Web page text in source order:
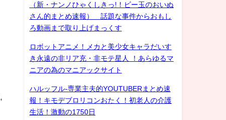
（新・ナンノひゃくしきっ!！ビー玉のおいぬ
さん的まとめ速報） 話題な事件からおもし
ろ動画まで取り上げまっくす
ロボットアニメ！メカと美少女キャラだいす
き永遠の非リア充・非モテ星人 ！あらゆるマ
ニアの為のマニアックサイト
ハルッフル-専業主夫的YOUTUBERまとめ速
報！キモデブロリコンおたく！初老人の介護
生活！激動の1750日